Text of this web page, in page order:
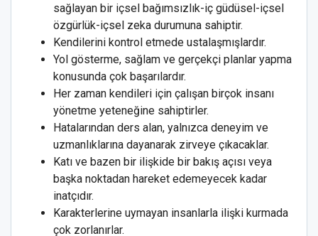
sağlayan bir içsel bağımsızlık-iç güdüsel-içsel
özgürlük-içsel zeka durumuna sahiptir.
Kendilerini kontrol etmede ustalaşmışlardır.
Yol gösterme, sağlam ve gerçekçi planlar yapma
konusunda çok başarılardır.
Her zaman kendileri için çalışan birçok insanı
yönetme yeteneğine sahiptirler.
Hatalarından ders alan, yalnızca deneyim ve
uzmanlıklarına dayanarak zirveye çıkacaklar.
Katı ve bazen bir ilişkide bir bakış açısı veya
başka noktadan hareket edemeyecek kadar
inatçıdır.
Karakterlerine uymayan insanlarla ilişki kurmada
çok zorlanırlar.